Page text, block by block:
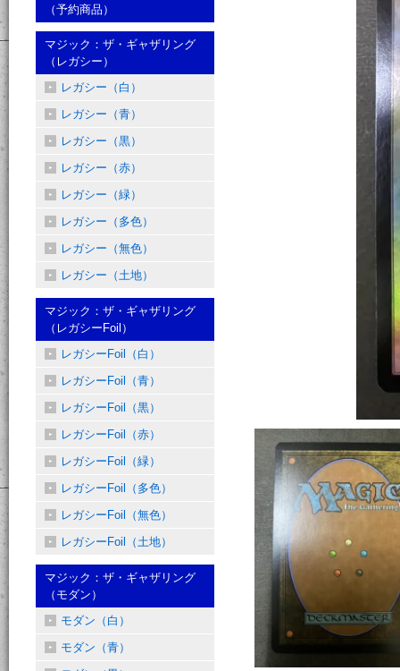
（予約商品）
マジック：ザ・ギャザリング
（レガシー）
レガシー（白）
レガシー（青）
レガシー（黒）
レガシー（赤）
レガシー（緑）
レガシー（多色）
レガシー（無色）
レガシー（土地）
マジック：ザ・ギャザリング
（レガシーFoil）
レガシーFoil（白）
レガシーFoil（青）
レガシーFoil（黒）
レガシーFoil（赤）
レガシーFoil（緑）
レガシーFoil（多色）
レガシーFoil（無色）
レガシーFoil（土地）
マジック：ザ・ギャザリング
（モダン）
モダン（白）
モダン（青）